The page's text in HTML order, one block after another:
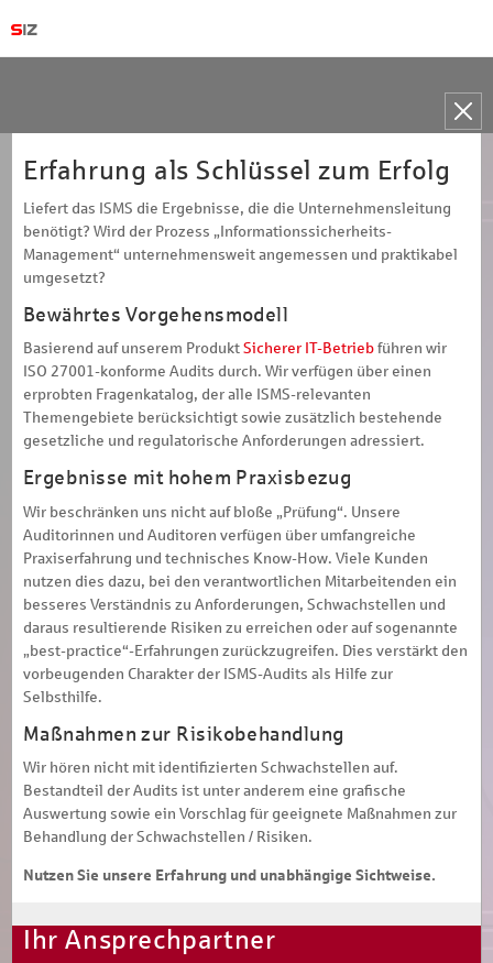
Toggle
Erfahrung als Schlüssel zum Erfolg
Liefert das ISMS die Ergebnisse, die die Unternehmensleitung
benötigt? Wird der Prozess „Informationssicherheits-
Management“ unternehmensweit angemessen und praktikabel
umgesetzt?
Bewährtes Vorgehensmodell
Basierend auf unserem Produkt Sicherer IT-Betrieb führen wir
ISO 27001-konforme Audits durch. Wir verfügen über einen
erprobten Fragenkatalog, der alle ISMS-relevanten
Themengebiete berücksichtigt sowie zusätzlich bestehende
gesetzliche und regulatorische Anforderungen adressiert.
Ergebnisse mit hohem Praxisbezug
Wir beschränken uns nicht auf bloße „Prüfung“. Unsere
Auditorinnen und Auditoren verfügen über umfangreiche
Praxiserfahrung und technisches Know-How. Viele Kunden
nutzen dies dazu, bei den verantwortlichen Mitarbeitenden ein
besseres Verständnis zu Anforderungen, Schwachstellen und
daraus resultierende Risiken zu erreichen oder auf sogenannte
„best-practice“-Erfahrungen zurückzugreifen. Dies verstärkt den
vorbeugenden Charakter der ISMS-Audits als Hilfe zur
Selbsthilfe.
Maßnahmen zur Risikobehandlung
Wir hören nicht mit identifizierten Schwachstellen auf.
Bestandteil der Audits ist unter anderem eine grafische
Auswertung sowie ein Vorschlag für geeignete Maßnahmen zur
Behandlung der Schwachstellen / Risiken.
Nutzen Sie unsere Erfahrung und unabhängige Sichtweise.
Ihr Ansprechpartner